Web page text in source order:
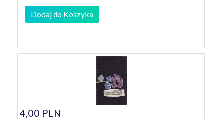
Dodaj do Koszyka
4,00 PLN